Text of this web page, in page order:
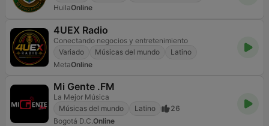
HuilaOnline
4UEX Radio
Conectando negocios y entretenimiento
Variado
Músicas del mundo
Latino
MetaOnline
Mi Gente .FM
La Mejor Música
Músicas del mundo
Latino
26
Bogotá D.C.Online